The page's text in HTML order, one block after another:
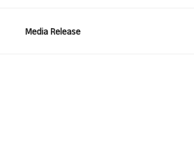
Media Release